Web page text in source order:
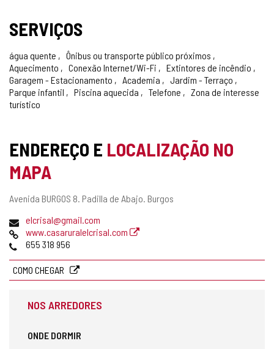
SERVIÇOS
água quente
Ônibus ou transporte público próximos
Aquecimento
Conexão Internet/Wi-Fi
Extintores de incêndio
Garagem - Estacionamento
Academia
Jardim - Terraço
Parque infantil
Piscina aquecida Telefone
Zona de interesse
turístico
ENDEREÇO E LOCALIZAÇÃO NO
MAPA
Endereço
Avenida BURGOS 8. Padilla de Abajo. Burgos
Endereço
de
email
elcrisal@gmail.com
Pagina
web
www.casaruralelcrisal.com
Telefones
655 318 956
COMO CHEGAR
NOS ARREDORES
ONDE DORMIR